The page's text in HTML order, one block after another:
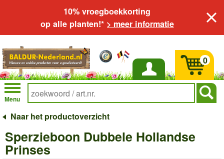
10% vroegboekkorting
op alle planten!* > meer informatie
Inloggen
Menu
0
Naar het productoverzicht
Sperzieboon Dubbele Hollandse
Prinses